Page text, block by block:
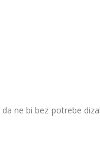
ne bi bez potrebe